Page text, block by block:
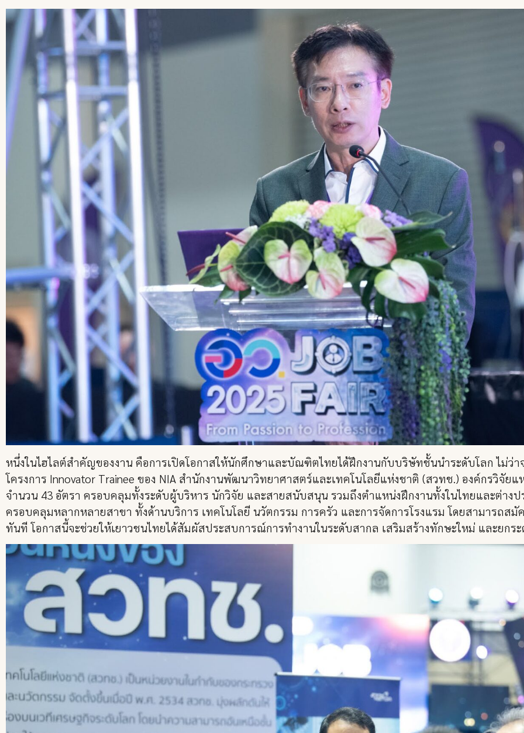
หนึ่งในไฮไลต์สำคัญของงาน คือการเปิดโอกาสให้นักศึกษาและบัณฑิตไทยได้ฝึกงานกับบริษัทชั้นนำระดับโลก ไม่ว่า
โครงการ Innovator Trainee ของ NIA สำนักงานพัฒนาวิทยาศาสตร์และเทคโนโลยีแห่งชาติ (สวทช.) องค์กรวิจัย
จำนวน 43 อัตรา ครอบคลุมทั้งระดับผู้บริหาร นักวิจัย และสายสนับสนุน รวมถึงตำแหน่งฝึกงานทั้งในไทยและต่างป
ครอบคลุมหลากหลายสาขา ทั้งด้านบริการ เทคโนโลยี นวัตกรรม การครัว และการจัดการโรงแรม โดยสามารถส
ทันที โอกาสนี้จะช่วยให้เยาวชนไทยได้สัมผัสประสบการณ์การทำงานในระดับสากล เสริมสร้างทักษะใหม่ และยกร